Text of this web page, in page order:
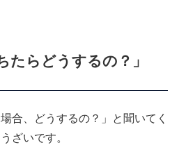
たらどうするの？」
合、どうするの？」と聞いてく
ざいです。